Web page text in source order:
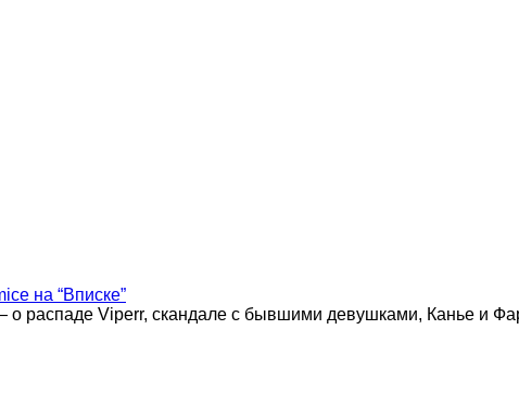
на “Вписке”
о распаде Viperr, скандале с бывшими девушками, Канье и